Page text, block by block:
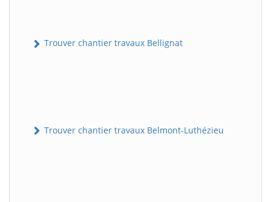
Trouver chantier travaux Bellignat
Trouver chantier travaux Belmont-Luthézieu